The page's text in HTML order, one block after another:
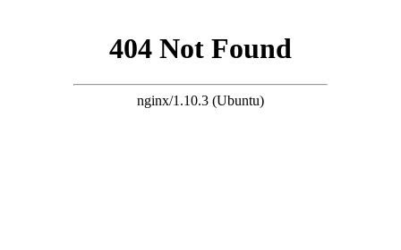
據劉錦玲透露，當年她退出娛樂圈，就是因為受不了娛樂圈的各